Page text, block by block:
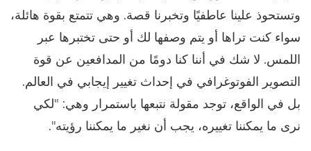
وتستحوذ علينا عاطفيًا وتخبرنا قصة. وهي تتمتع بقوة هائلة،
سواء كنت تراها أو يتم وصفها لك أو حتى تختبرها عبر
اللمس. لا شك في أننا كنا دومًا من المدافعين عن قوة
التصوير الفوتوغرافي في إحداث تغيير إيجابي في العالم.
بل في الواقع، توجد مقولة نتبعها باستمرار وهي: "لكي
نرى ما يمكننا تغييره، يجب أن نغير ما يمكننا رؤيته".